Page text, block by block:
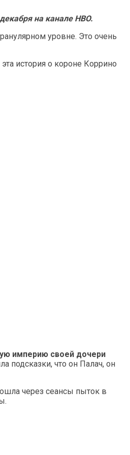
на канале HBO.
уровне. Это очень
история о короне Коррино
империю своей дочери
подсказки, что он Палач, он
через сеансы пыток в